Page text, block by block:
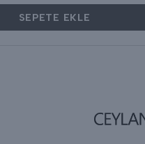
SEPETE EKLE